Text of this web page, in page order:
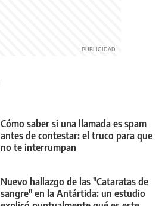
Cómo saber si una llamada es spam
antes de contestar: el truco para que
no te interrumpan
Nuevo hallazgo de las "Cataratas de
sangre" en la Antártida: un estudio